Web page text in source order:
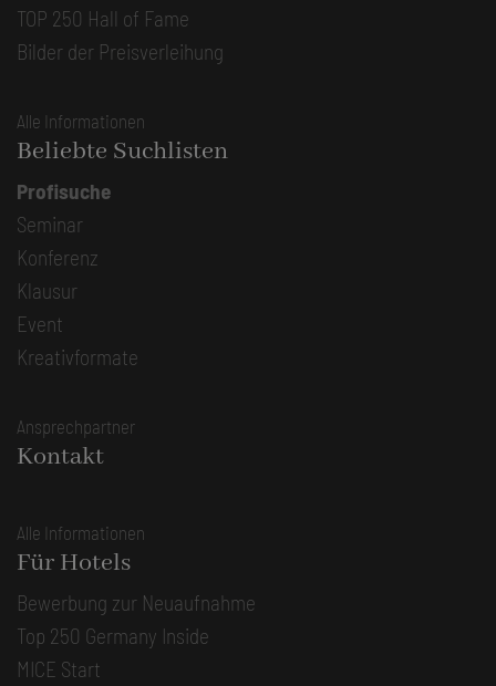
TOP 250 Hall of Fame
Bilder der Preisverleihung
Alle Informationen
Beliebte Suchlisten
Profisuche
Seminar
Konferenz
Klausur
Event
Kreativformate
Ansprechpartner
Kontakt
Alle Informationen
Für Hotels
Bewerbung zur Neuaufnahme
Top 250 Germany Inside
MICE Start